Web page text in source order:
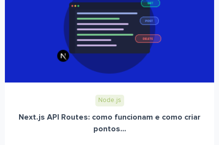
Node.js
Next.js API Routes: como funcionam e como criar
pontos...